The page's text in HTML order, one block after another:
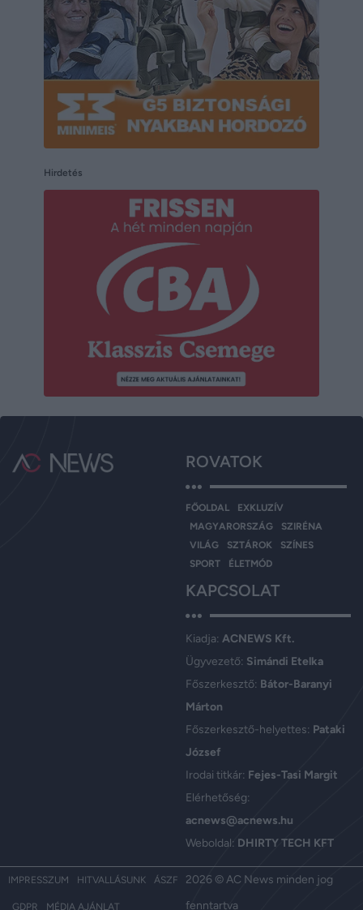
Hirdetés
ROVATOK
FŐOLDAL
EXKLUZÍV
MAGYARORSZÁG
SZIRÉNA
VILÁG
SZTÁROK
SZÍNES
SPORT
ÉLETMÓD
KAPCSOLAT
Kiadja: ACNEWS Kft.
Ügyvezető: Simándi Etelka
Főszerkesztő: Bátor-Baranyi
Márton
Főszerkesztő-helyettes: Pataki
József
Irodai titkár: Fejes-Tasi Margit
Elérhetőség:
acnews@acnews.hu
Weboldal: DHIRTY TECH KFT
IMPRESSZUM HITVALLÁSUNK ÁSZF
GDPR MÉDIA AJÁNLAT
2026 © AC News minden jog
fenntartva